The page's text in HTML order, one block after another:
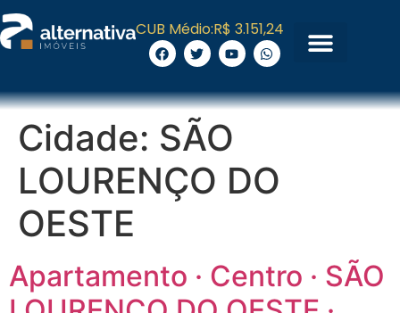
CUB Médio:R$ 3.151,24
Cidade: SÃO
LOURENÇO DO
OESTE
Apartamento · Centro · SÃO